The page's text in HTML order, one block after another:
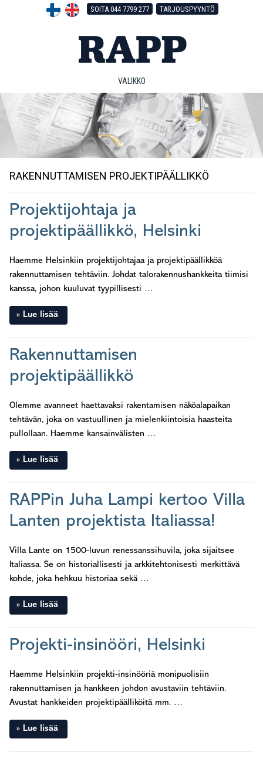
SOITA 044 7799 277 TARJOUSPYYNTÖ
VALIKKO
RAKENNUTTAMISEN PROJEKTIPÄÄLLIKKÖ
Projektijohtaja ja
projektipäällikkö, Helsinki
Haemme Helsinkiin projektijohtajaa ja projektipäällikköä
rakennuttamisen tehtäviin. Johdat talorakennushankkeita tiimisi
kanssa, johon kuuluvat tyypillisesti …
Lue lisää
Rakennuttamisen
projektipäällikkö
Olemme avanneet haettavaksi rakentamisen näköalapaikan
tehtävän, joka on vastuullinen ja mielenkiintoisia haasteita
pullollaan. Haemme kansainvälisten …
Lue lisää
RAPPin Juha Lampi kertoo Villa
Lanten projektista Italiassa!
Villa Lante on 1500-luvun renessanssihuvila, joka sijaitsee
Italiassa. Se on historiallisesti ja arkkitehtonisesti merkittävä
kohde, joka hehkuu historiaa sekä …
Lue lisää
Projekti-insinööri, Helsinki
Haemme Helsinkiin projekti-insinööriä monipuolisiin
rakennuttamisen ja hankkeen johdon avustaviin tehtäviin.
Avustat hankkeiden projektipäälliköitä mm. …
Lue lisää